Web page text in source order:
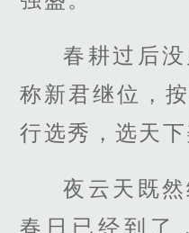
春耕过后
称新君继位，
行选秀，选天下
夜云天既
春日已经到了